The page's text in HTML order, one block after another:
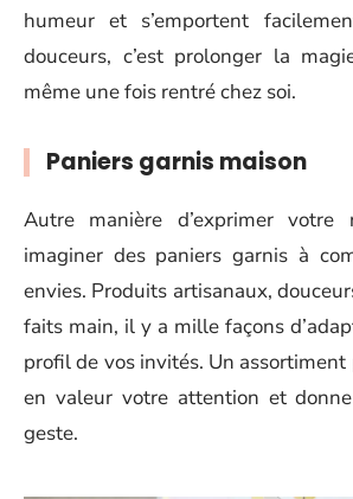
humeur et s’emportent
douceurs, c’est prolonger la
même une fois rentré chez soi.
Paniers garnis maison
Autre manière d’exprimer votre
imaginer des paniers garnis à
envies. Produits artisanaux,
faits main, il y a mille façons
profil de vos invités. Un
en valeur votre attention et
geste.